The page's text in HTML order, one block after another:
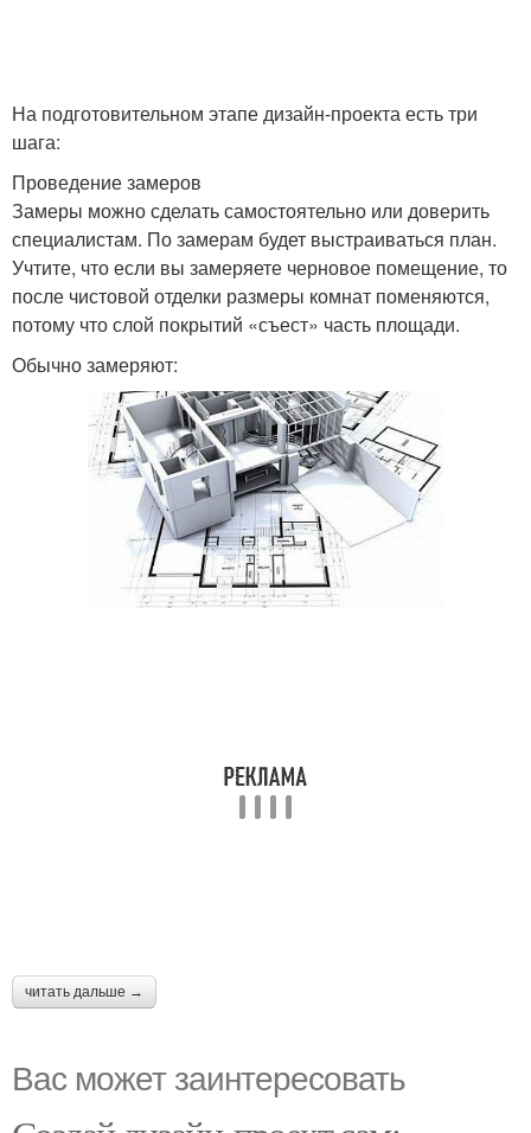
На подготовительном этапе дизайн-проекта есть три
шага:
Проведение замеров
Замеры можно сделать самостоятельно или доверить
специалистам. По замерам будет выстраиваться план.
Учтите, что если вы замеряете черновое помещение, то
после чистовой отделки размеры комнат поменяются,
потому что слой покрытий «съест» часть площади.
Обычно замеряют:
читать дальше →
Вас может заинтересовать